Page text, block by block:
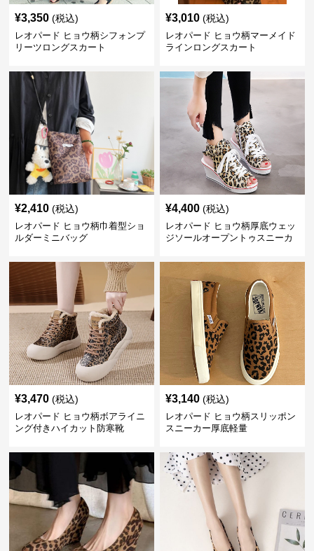
¥3,350 (税込)
レオパード ヒョウ柄シフォンプ
リーツロングスカート
¥3,010 (税込)
レオパード ヒョウ柄マーメイド
ラインロングスカート
¥2,410 (税込)
レオパード ヒョウ柄巾着型ショ
ルダーミニバッグ
¥4,400 (税込)
レオパード ヒョウ柄厚底ウェッ
ジソールオープントゥスニーカ
¥3,470 (税込)
レオパード ヒョウ柄ボアライニ
ング付きハイカット防寒靴
¥3,140 (税込)
レオパード ヒョウ柄スリッポン
スニーカー厚底軽量